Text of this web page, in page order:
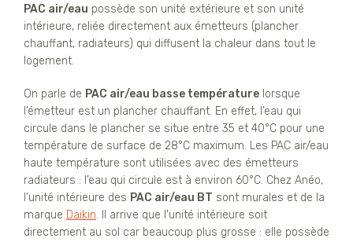
PAC air/eau possède son unité extérieure et son unité
intérieure, reliée directement aux émetteurs (plancher
chauffant, radiateurs) qui diffusent la chaleur dans tout le
logement.
On parle de PAC air/eau basse température lorsque
l’émetteur est un plancher chauffant. En effet, l’eau qui
circule dans le plancher se situe entre 35 et 40°C pour une
température de surface de 28°C maximum. Les PAC air/eau
haute température sont utilisées avec des émetteurs
radiateurs : l’eau qui circule est à environ 60°C. Chez Anéo,
l’unité intérieure des PAC air/eau BT sont murales et de la
marque Daikin. Il arrive que l’unité intérieure soit
directement au sol car beaucoup plus grosse : elle possède